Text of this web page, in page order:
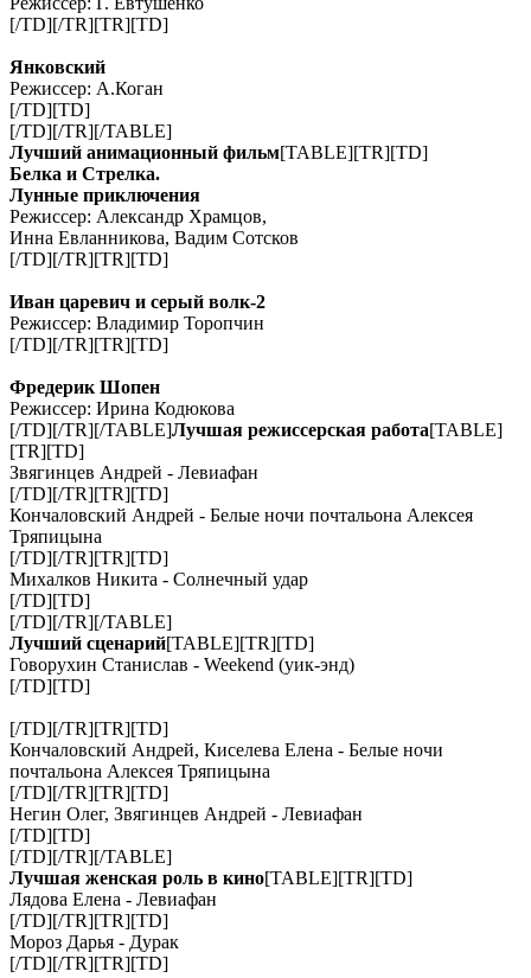
[/TD][/TR][TR][TD]
Янковский
Режиссер: А.Коган
[/TD][TD]
[/TD][/TR][/TABLE]
Лучший анимационный фильм[TABLE][TR][TD]
Белка и Стрелка.
Лунные приключения
Режиссер: Александр Храмцов,
Инна Евланникова, Вадим Сотсков
[/TD][/TR][TR][TD]
Иван царевич и серый волк-2
Режиссер: Владимир Торопчин
[/TD][/TR][TR][TD]
Фредерик Шопен
Режиссер: Ирина Кодюкова
[/TD][/TR][/TABLE]Лучшая режиссерская работа[TABLE]
[TR][TD]
Звягинцев Андрей - Левиафан
[/TD][/TR][TR][TD]
Кончаловский Андрей - Белые ночи почтальона Алексея
Тряпицына
[/TD][/TR][TR][TD]
Михалков Никита - Солнечный удар
[/TD][TD]
[/TD][/TR][/TABLE]
Лучший сценарий[TABLE][TR][TD]
Говорухин Станислав - Weekend (уик-энд)
[/TD][TD]
[/TD][/TR][TR][TD]
Кончаловский Андрей, Киселева Елена - Белые ночи
почтальона Алексея Тряпицына
[/TD][/TR][TR][TD]
Негин Олег, Звягинцев Андрей - Левиафан
[/TD][TD]
[/TD][/TR][/TABLE]
Лучшая женская роль в кино[TABLE][TR][TD]
Лядова Елена - Левиафан
[/TD][/TR][TR][TD]
Мороз Дарья - Дурак
[/TD][/TR][TR][TD]